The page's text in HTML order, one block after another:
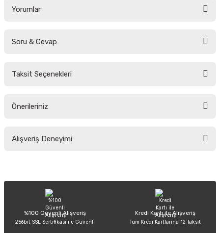
Yorumlar
Soru & Cevap
Taksit Seçenekleri
Önerileriniz
yetersiz gördüğünüz noktaları öneri formunu kullanarak tarafımıza
Ürün açıklamasında eksik bilgiler bulunuyor.
Ürün bilgilerinde hatalar bulunuyor.
Ürün fiyatı diğer sitelerden daha pahalı.
Alışveriş Deneyimi
%100 Güvenli Alışveriş
256bit SSL Sertifikası ile Güvenli
Kredi Kartı ile Alışveriş
Tüm Kredi Kartlarına 12 Taksit